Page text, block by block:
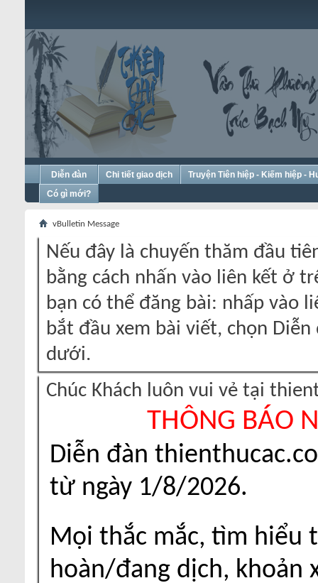
Diễn đàn Chi tiết giao dịch
Truyện Tiên hiệp - Kiếm hiệp -
Có gì mới?
vBulletin Message
Nếu đây là chuyến thăm đầu
bằng cách nhấn vào liên kết ở
bạn có thể đăng bài: nhấp vào
bắt đầu xem bài viết, chọn
dưới.
Chúc Khách luôn vui vẻ tại
THÔNG BÁO
Diễn đàn
từ ngày 1/8/2026.
Mọi thắc mắc, tìm hiểu
hoàn/đang dịch, khoản